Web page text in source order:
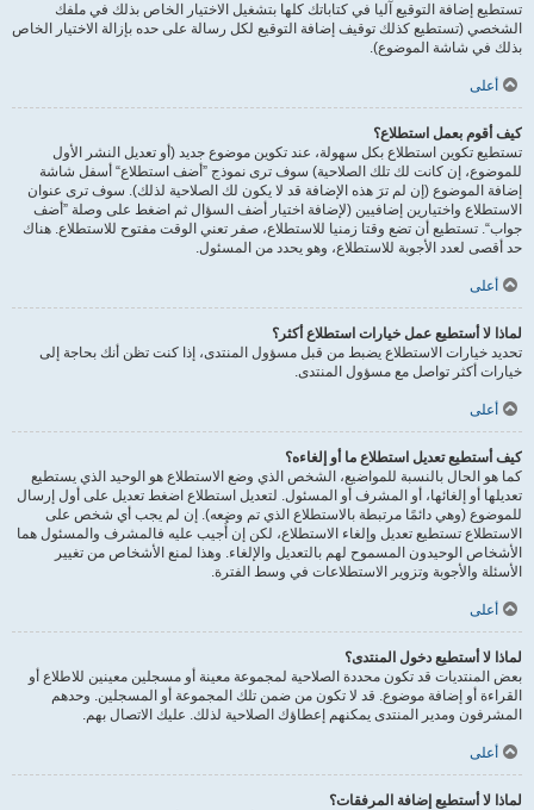
تستطيع إضافة التوقيع آليا في كتاباتك كلها بتشغيل الاختيار الخاص بذلك في ملفك
الشخصي (تستطيع كذلك توقيف إضافة التوقيع لكل رسالة على حده بإزالة الاختيار الخاص
بذلك في شاشة الموضوع).
أعلى
كيف أقوم بعمل استطلاع؟
تستطيع تكوين استطلاع بكل سهولة، عند تكوين موضوع جديد (أو تعديل النشر الأول
للموضوع، إن كانت لك تلك الصلاحية) سوف ترى نموذج ”أضف استطلاع“ أسفل شاشة
إضافة الموضوع (إن لم ترَ هذه الإضافة قد لا يكون لك الصلاحية لذلك). سوف ترى عنوان
الاستطلاع واختيارين إضافيين (لإضافة اختيار أضف السؤال ثم اضغط على وصلة ”أضف
جواب“. تستطيع أن تضع وقتا زمنيا للاستطلاع، صفر تعني الوقت مفتوح للاستطلاع. هناك
حد أقصى لعدد الأجوبة للاستطلاع، وهو يحدد من المسئول.
أعلى
لماذا لا أستطيع عمل خيارات استطلاع أكثر؟
تحديد خيارات الاستطلاع يضبط من قبل مسؤول المنتدى، إذا كنت تظن أنك بحاجة إلى
خيارات أكثر تواصل مع مسؤول المنتدى.
أعلى
كيف أستطيع تعديل استطلاع ما أو إلغاءه؟
كما هو الحال بالنسبة للمواضيع، الشخص الذي وضع الاستطلاع هو الوحيد الذي يستطيع
تعديلها أو إلغائها، أو المشرف أو المسئول. لتعديل استطلاع اضغط تعديل على أول إرسال
للموضوع (وهي دائمًا مرتبطة بالاستطلاع الذي تم وضعه). إن لم يجب أي شخص على
الاستطلاع تستطيع تعديل وإلغاء الاستطلاع، لكن إن أُجيب عليه فالمشرف والمسئول هما
الأشخاص الوحيدون المسموح لهم بالتعديل والإلغاء. وهذا لمنع الأشخاص من تغيير
الأسئلة والأجوبة وتزوير الاستطلاعات في وسط الفترة.
أعلى
لماذا لا أستطيع دخول المنتدى؟
بعض المنتديات قد تكون محددة الصلاحية لمجموعة معينة أو مسجلين معينين للاطلاع أو
القراءة أو إضافة موضوع. قد لا تكون من ضمن تلك المجموعة أو المسجلين. وحدهم
المشرفون ومدير المنتدى يمكنهم إعطاؤك الصلاحية لذلك. عليك الاتصال بهم.
أعلى
لماذا لا أستطيع إضافة المرفقات؟